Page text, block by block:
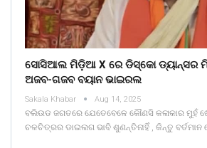
ସୋସିଆଲ ମିଡ଼ିଆ X ରେ ଡିସ୍କୋ ଡ୍ୟାନ୍ସର
ଅଜବ-ଗଜବ ବୟାନ ଭାଇରଲ
Sakala Khabar Aug 14, 2025
ବଲିଉଡ ଜଗତରେ ଯେତେବେଳେ କୌଣସି କଳାକାର ମୁହଁ
ଚଳଚିତ୍ରର ଡାଇଲଗ ଭାବି ଶୁଣନ୍ତିନାହିଁ , କିନ୍ତୁ ବର୍ତମାନ